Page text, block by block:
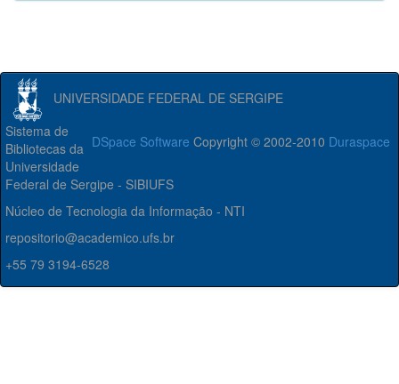
UNIVERSIDADE FEDERAL DE SERGIPE
DSpace Software Copyright © 2002-2010 Duraspace
Sistema de
Bibliotecas da
Universidade
Federal de Sergipe - SIBIUFS
Núcleo de Tecnologia da Informação - NTI
repositorio@academico.ufs.br
+55 79 3194-6528